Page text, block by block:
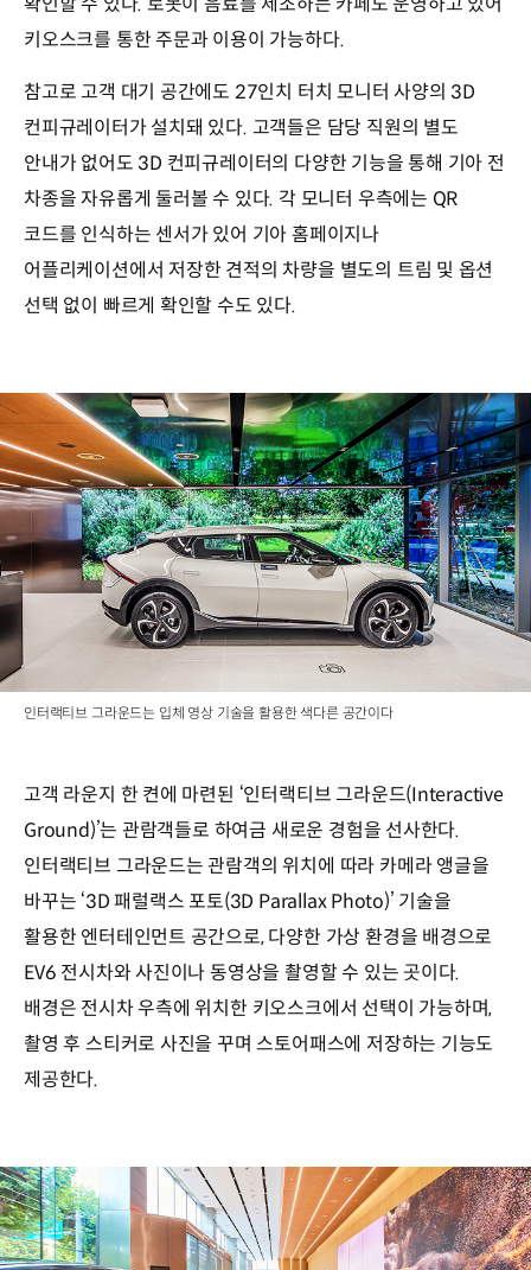
키오스크를 통한 주문과 이용이 가능하다.
참고로 고객 대기 공간에도 27인치 터치 모니터 사양의 3D
컨피규레이터가 설치돼 있다. 고객들은 담당 직원의 별도
안내가 없어도 3D 컨피규레이터의 다양한 기능을 통해 기아 전
차종을 자유롭게 둘러볼 수 있다. 각 모니터 우측에는 QR
코드를 인식하는 센서가 있어 기아 홈페이지나
어플리케이션에서 저장한 견적의 차량을 별도의 트림 및 옵션
선택 없이 빠르게 확인할 수도 있다.
인터랙티브 그라운드는 입체 영상 기술을 활용한 색다른 공간이다
고객 라운지 한 켠에 마련된 ‘인터랙티브 그라운드(Interactive
Ground)’는 관람객들로 하여금 새로운 경험을 선사한다.
인터랙티브 그라운드는 관람객의 위치에 따라 카메라 앵글을
바꾸는 ‘3D 패럴랙스 포토(3D Parallax Photo)’ 기술을
활용한 엔터테인먼트 공간으로, 다양한 가상 환경을 배경으로
EV6 전시차와 사진이나 동영상을 촬영할 수 있는 곳이다.
배경은 전시차 우측에 위치한 키오스크에서 선택이 가능하며,
촬영 후 스티커로 사진을 꾸며 스토어패스에 저장하는 기능도
제공한다.